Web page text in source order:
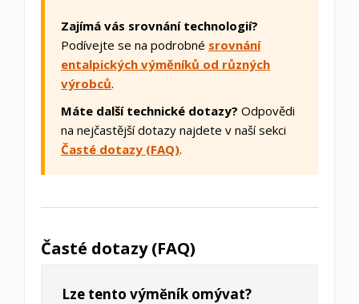
Zajímá vás srovnání technologií?
Podívejte se na podrobné srovnání
entalpických výměníků od různých
výrobců.
Máte další technické dotazy? Odpovědi
na nejčastější dotazy najdete v naší sekci
Časté dotazy (FAQ).
Časté dotazy (FAQ)
Lze tento výměník omývat?